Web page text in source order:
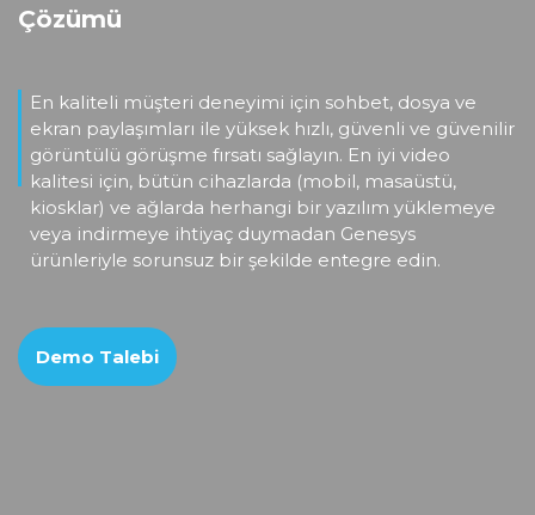
Çözümü
En kaliteli müşteri deneyimi için sohbet, dosya ve
ekran paylaşımları ile yüksek hızlı, güvenli ve güvenilir
görüntülü görüşme fırsatı sağlayın. En iyi video
kalitesi için, bütün cihazlarda (mobil, masaüstü,
kiosklar) ve ağlarda herhangi bir yazılım yüklemeye
veya indirmeye ihtiyaç duymadan Genesys
ürünleriyle sorunsuz bir şekilde entegre edin.
Demo Talebi